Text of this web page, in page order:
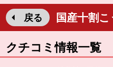
戻る 国産十割
クチコミ情報一覧